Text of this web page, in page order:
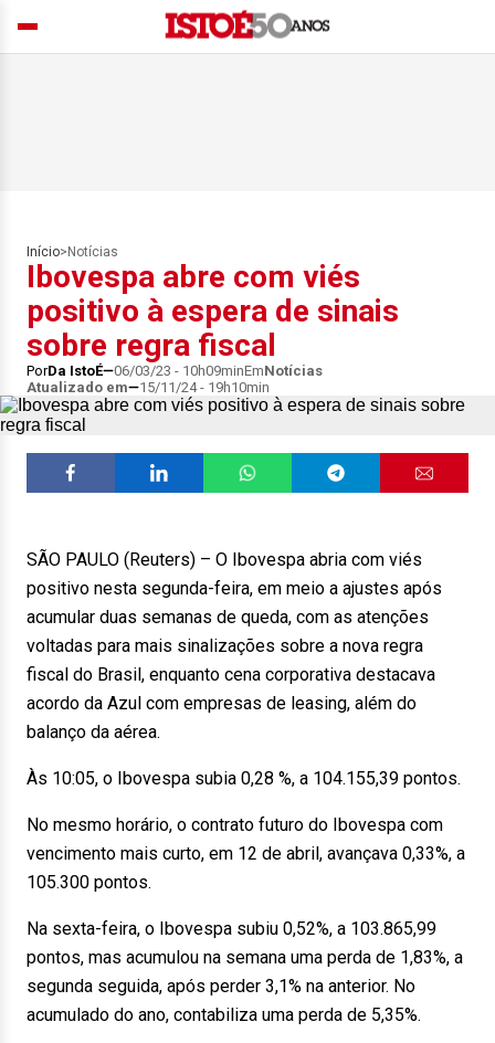
Início> Notícias
Ibovespa abre com viés
positivo à espera de sinais
sobre regra fiscal
PorDa IstoÉ 06/03/23 - 10h09minEmNotícias
Atualizado em
15/11/24 - 19h10min
SÃO PAULO (Reuters) – O Ibovespa abria com viés
positivo nesta segunda-feira, em meio a ajustes após
acumular duas semanas de queda, com as atenções
voltadas para mais sinalizações sobre a nova regra
fiscal do Brasil, enquanto cena corporativa destacava
acordo da Azul com empresas de leasing, além do
balanço da aérea.
Às 10:05, o Ibovespa subia 0,28 %, a 104.155,39 pontos.
No mesmo horário, o contrato futuro do Ibovespa com
vencimento mais curto, em 12 de abril, avançava 0,33%, a
105.300 pontos.
Na sexta-feira, o Ibovespa subiu 0,52%, a 103.865,99
pontos, mas acumulou na semana uma perda de 1,83%, a
segunda seguida, após perder 3,1% na anterior. No
acumulado do ano, contabiliza uma perda de 5,35%.